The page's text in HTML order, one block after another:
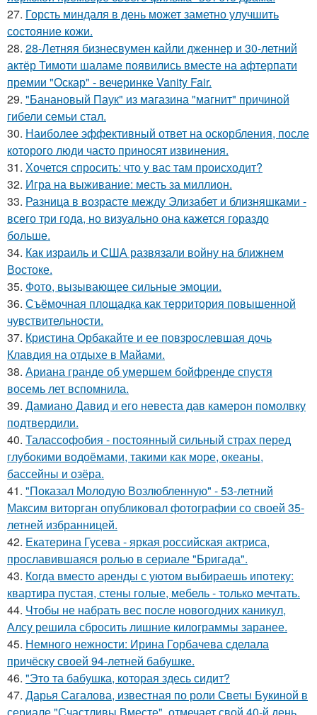
27. Горсть миндаля в день может заметно улучшить
состояние кожи.
28. 28-Летняя бизнесвумен кайли дженнер и 30-летний
актёр Тимоти шаламе появились вместе на афтерпати
премии "Оскар" - вечеринке Vanity Fair.
29. "Банановый Паук" из магазина "магнит" причиной
гибели семьи стал.
30. Наиболее эффективный ответ на оскорбления, после
которого люди часто приносят извинения.
31. Хочется спросить: что у вас там происходит?
32. Игра на выживание: месть за миллион.
33. Разница в возрасте между Элизабет и близняшками -
всего три года, но визуально она кажется гораздо
больше.
34. Как израиль и США развязали войну на ближнем
Востоке.
35. Фото, вызывающее сильные эмоции.
36. Съёмочная площадка как территория повышенной
чувствительности.
37. Кристина Орбакайте и ее повзрослевшая дочь
Клавдия на отдыхе в Майами.
38. Ариана гранде об умершем бойфренде спустя
восемь лет вспомнила.
39. Дамиано Давид и его невеста дав камерон помолвку
подтвердили.
40. Талассофобия - постоянный сильный страх перед
глубокими водоёмами, такими как море, океаны,
бассейны и озёра.
41. "Показал Молодую Возлюбленную" - 53-летний
Максим виторган опубликовал фотографии со своей 35-
летней избранницей.
42. Екатерина Гусева - яркая российская актриса,
прославившаяся ролью в сериале "Бригада".
43. Когда вместо аренды с уютом выбираешь ипотеку:
квартира пустая, стены голые, мебель - только мечтать.
44. Чтобы не набрать вес после новогодних каникул,
Алсу решила сбросить лишние килограммы заранее.
45. Немного нежности: Ирина Горбачева сделала
причёску своей 94-летней бабушке.
46. "Это та бабушка, которая здесь сидит?
47. Дарья Сагалова, известная по роли Светы Букиной в